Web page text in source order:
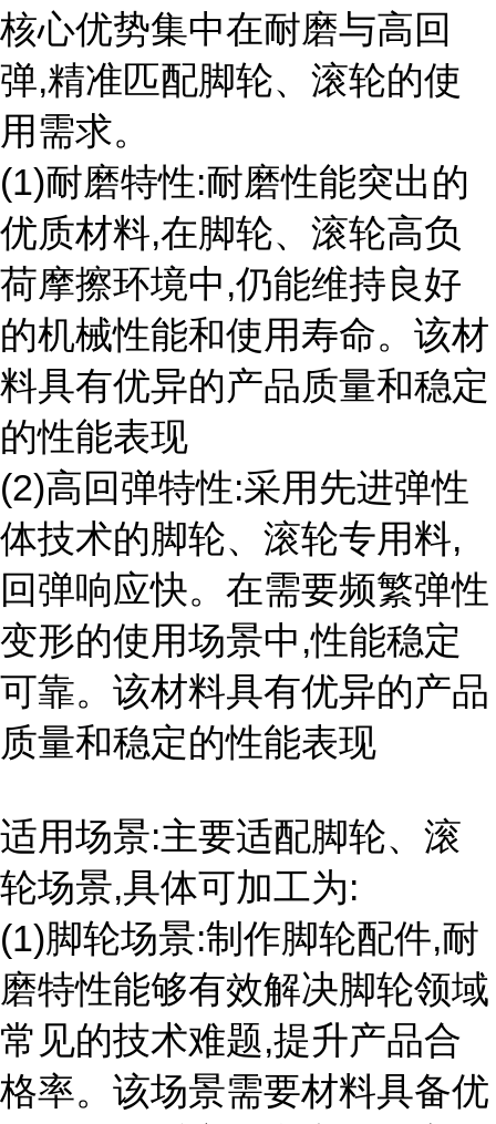
核心优势集中在耐磨与高回
弹,精准匹配脚轮、滚轮的使
用需求。
(1)耐磨特性:耐磨性能突出的
优质材料,在脚轮、滚轮高负
荷摩擦环境中,仍能维持良好
的机械性能和使用寿命。该材
料具有优异的产品质量和稳定
的性能表现
(2)高回弹特性:采用先进弹性
体技术的脚轮、滚轮专用料,
回弹响应快。在需要频繁弹性
变形的使用场景中,性能稳定
可靠。该材料具有优异的产品
质量和稳定的性能表现
适用场景:主要适配脚轮、滚
轮场景,具体可加工为:
(1)脚轮场景:制作脚轮配件,耐
磨特性能够有效解决脚轮领域
常见的技术难题,提升产品合
格率。该场景需要材料具备优